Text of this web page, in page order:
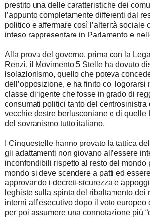
prestito una delle caratteristiche dei
l’appunto completamente differenti dal
politico e affermare così l’alterità sociale
inteso rappresentare in Parlamento e
Alla prova del governo, prima con la
Renzi, il Movimento 5 Stelle ha dovuto
isolazionismo, quello che poteva
dell’opposizione, e ha finito col logorarsi
classe dirigente che fosse in grado di
consumati politici tanto del centrosinistra
vecchie destre berlusconiane e di quelle
del sovranismo tutto italiano.
I Cinquestelle hanno provato la tattica
gli adattamenti non giovano all’essere
inconfondibili rispetto al resto del mondo
mondo si deve scendere a patti ed
approvando i decreti-sicurezza e
leghiste sulla spinta del ribaltamento dei
interni all’esecutivo dopo il voto europeo
per poi assumere una connotazione più